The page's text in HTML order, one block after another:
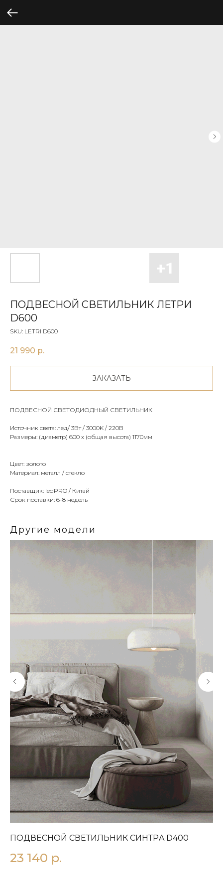
ПОДВЕСНОЙ СВЕТИЛЬНИК ЛЕТРИ
D600
SKU: LETRI D600
21 990 р.
ЗАКАЗАТЬ
ПОДВЕСНОЙ СВЕТОДИОДНЫЙ СВЕТИЛЬНИК
Источник света: лед/ 3Вт / 3000K / 220В
Размеры: (диаметр) 600 х (общая высота) 1170мм
Цвет: золото
Материал: металл / стекло
Поставщик: ledPRO / Китай
Срок поставки: 6-8 недель
Другие модели
ПОДВЕСНОЙ СВЕТИЛЬНИК СИНТРA D400
23 140 р.